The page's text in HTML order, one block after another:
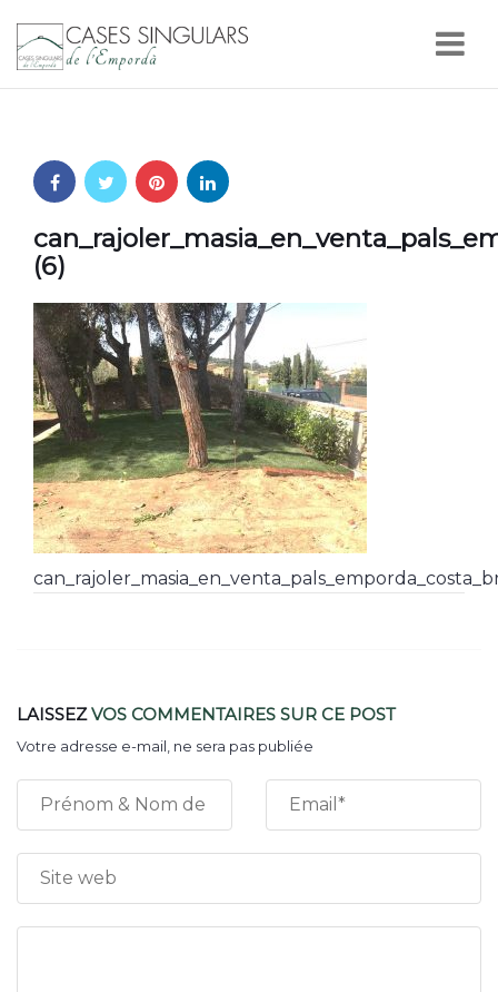
(6)
LAISSEZVOS COMMENTAIRES SUR CE POST
Votre adresse e-mail, ne sera pas publiée